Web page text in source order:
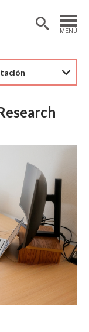
MENÚ